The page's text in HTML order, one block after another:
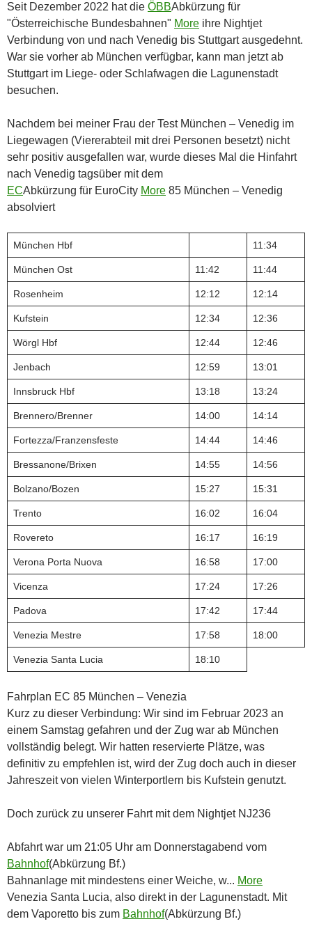
Seit Dezember 2022 hat die ÖBBAbkürzung für
"Österreichische Bundesbahnen" More ihre Nightjet
Verbindung von und nach Venedig bis Stuttgart ausgedehnt.
War sie vorher ab München verfügbar, kann man jetzt ab
Stuttgart im Liege- oder Schlafwagen die Lagunenstadt
besuchen.
Nachdem bei meiner Frau der Test München – Venedig im
Liegewagen (Viererabteil mit drei Personen besetzt) nicht
sehr positiv ausgefallen war, wurde dieses Mal die Hinfahrt
nach Venedig tagsüber mit dem
ECAbkürzung für EuroCity More 85 München – Venedig
absolviert
München Hbf 11:34
München Ost 11:42 11:44
Rosenheim 12:12 12:14
Kufstein 12:34 12:36
Wörgl Hbf 12:44 12:46
Jenbach 12:59 13:01
Innsbruck Hbf 13:18 13:24
Brennero/Brenner 14:00 14:14
Fortezza/Franzensfeste 14:44 14:46
Bressanone/Brixen 14:55 14:56
Bolzano/Bozen 15:27 15:31
Trento 16:02 16:04
Rovereto 16:17 16:19
Verona Porta Nuova 16:58 17:00
Vicenza 17:24 17:26
Padova 17:42 17:44
Venezia Mestre 17:58 18:00
Venezia Santa Lucia 18:10
Fahrplan EC 85 München – Venezia
Kurz zu dieser Verbindung: Wir sind im Februar 2023 an
einem Samstag gefahren und der Zug war ab München
vollständig belegt. Wir hatten reservierte Plätze, was
definitiv zu empfehlen ist, wird der Zug doch auch in dieser
Jahreszeit von vielen Winterportlern bis Kufstein genutzt.
Doch zurück zu unserer Fahrt mit dem Nightjet NJ236
Abfahrt war um 21:05 Uhr am Donnerstagabend vom
Bahnhof(Abkürzung Bf.)
Bahnanlage mit mindestens einer Weiche, w... More
Venezia Santa Lucia, also direkt in der Lagunenstadt. Mit
dem Vaporetto bis zum Bahnhof(Abkürzung Bf.)